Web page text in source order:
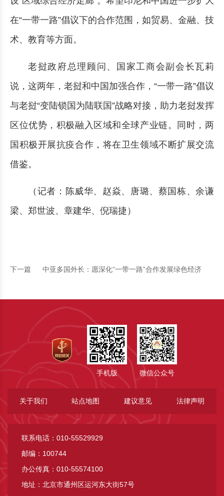
在“一带一路”倡议下的合作范围，如贸易、金融、技
术、教育等方面。
老挝政府总理顾问、国家工商会副会长瓦莉
说，这两年，老挝和中国加强合作，“一带一路”倡议
与老挝“变陆锁国为陆联国”战略对接，助力老挝发挥
区位优势，积极融入区域和全球产业链。同时，两
国积极开展抗疫合作，将在卫生领域不断扩展交流
借鉴。
（记者：陈威华、赵焱、唐璐、蔡国栋、余谦
梁、郑世波、章建华、倪瑞捷）
下一篇 中亚多国外长：愿深化“一带一路”合作发展绿色经济
手机版 微信公众号
关于我们 站点地图 建议意见 法律声明
联系电话：010-55529929
邮编：100744
办公传真：010-55574100
地址：北京市通州区运河东大街57号